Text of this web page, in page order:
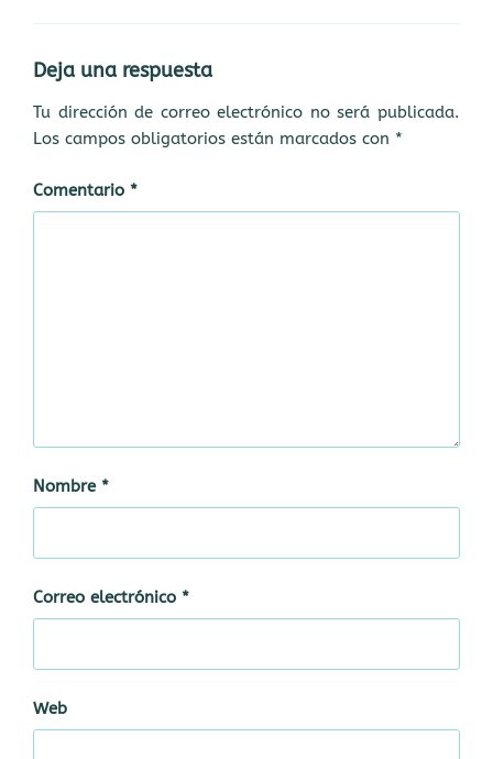
Deja una respuesta
Tu dirección de correo electrónico no será publicada.
Los campos obligatorios están marcados con *
Comentario *
Nombre *
Correo electrónico *
Web